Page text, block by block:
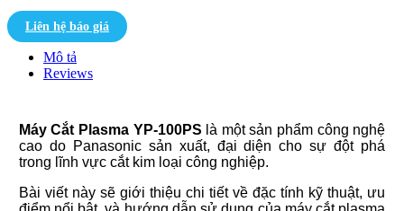
Liên hệ báo giá
Mô tả
Reviews
Máy Cắt Plasma YP-100PS là một sản phẩm công nghệ
cao do Panasonic sản xuất, đại diện cho sự đột phá
trong lĩnh vực cắt kim loại công nghiệp.
Bài viết này sẽ giới thiệu chi tiết về đặc tính kỹ thuật, ưu